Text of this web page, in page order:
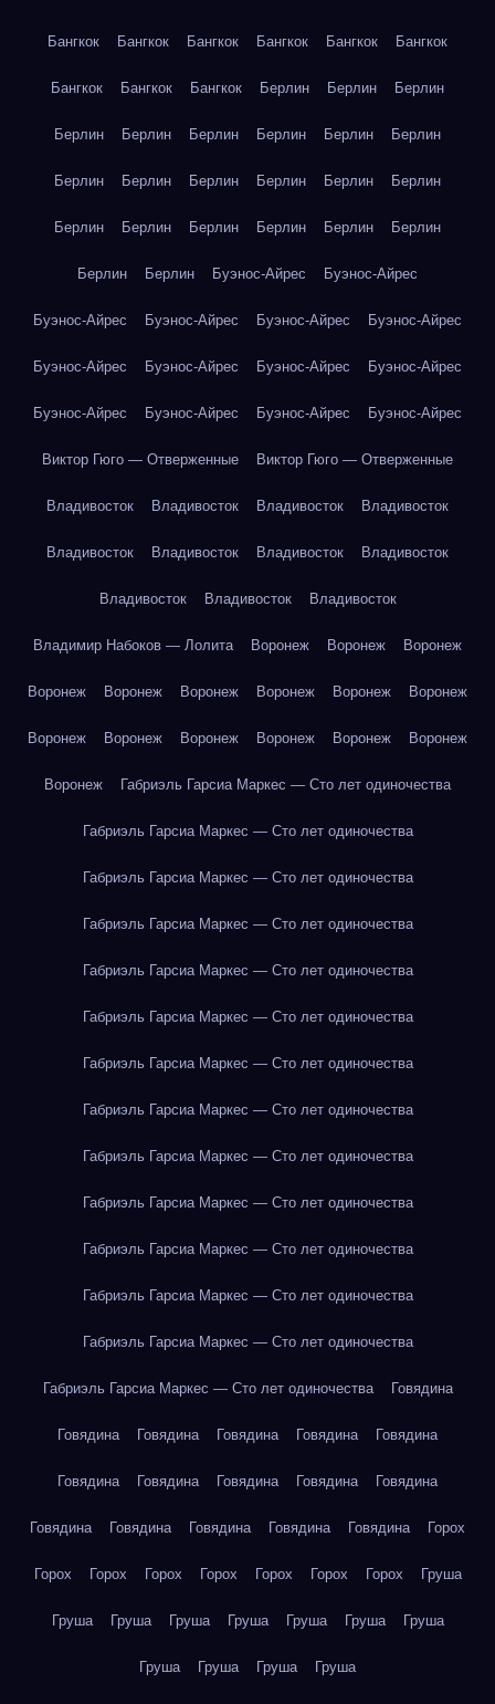
Бангкок Бангкок Бангкок Бангкок Бангкок Бангкок
Бангкок Бангкок Бангкок Берлин Берлин Берлин
Берлин Берлин Берлин Берлин Берлин Берлин
Берлин Берлин Берлин Берлин Берлин Берлин
Берлин Берлин Берлин Берлин Берлин Берлин
Берлин Берлин Буэнос-Айрес Буэнос-Айрес
Буэнос-Айрес Буэнос-Айрес Буэнос-Айрес Буэнос-Айрес
Буэнос-Айрес Буэнос-Айрес Буэнос-Айрес Буэнос-Айрес
Буэнос-Айрес Буэнос-Айрес Буэнос-Айрес Буэнос-Айрес
Виктор Гюго — Отверженные Виктор Гюго — Отверженные
Владивосток Владивосток Владивосток Владивосток
Владивосток Владивосток Владивосток Владивосток
Владивосток Владивосток Владивосток
Владимир Набоков — Лолита Воронеж Воронеж Воронеж
Воронеж Воронеж Воронеж Воронеж Воронеж Воронеж
Воронеж Воронеж Воронеж Воронеж Воронеж Воронеж
Воронеж Габриэль Гарсиа Маркес — Сто лет одиночества
Габриэль Гарсиа Маркес — Сто лет одиночества
Габриэль Гарсиа Маркес — Сто лет одиночества
Габриэль Гарсиа Маркес — Сто лет одиночества
Габриэль Гарсиа Маркес — Сто лет одиночества
Габриэль Гарсиа Маркес — Сто лет одиночества
Габриэль Гарсиа Маркес — Сто лет одиночества
Габриэль Гарсиа Маркес — Сто лет одиночества
Габриэль Гарсиа Маркес — Сто лет одиночества
Габриэль Гарсиа Маркес — Сто лет одиночества
Габриэль Гарсиа Маркес — Сто лет одиночества
Габриэль Гарсиа Маркес — Сто лет одиночества
Габриэль Гарсиа Маркес — Сто лет одиночества
Габриэль Гарсиа Маркес — Сто лет одиночества Говядина
Говядина Говядина Говядина Говядина Говядина
Говядина Говядина Говядина Говядина Говядина
Говядина Говядина Говядина Говядина Говядина Горох
Горох Горох Горох Горох Горох Горох Горох Груша
Груша Груша Груша Груша Груша Груша Груша
Груша Груша Груша Груша